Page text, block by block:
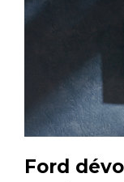
Ford